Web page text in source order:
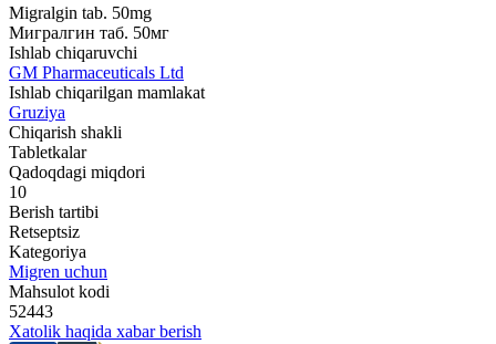
Migralgin tab. 50mg
Мигралгин таб. 50мг
Ishlab chiqaruvchi
GM Pharmaceuticals Ltd
Ishlab chiqarilgan mamlakat
Gruziya
Chiqarish shakli
Tabletkalar
Qadoqdagi miqdori
10
Berish tartibi
Retseptsiz
Kategoriya
Migren uchun
Mahsulot kodi
52443
Xatolik haqida xabar berish